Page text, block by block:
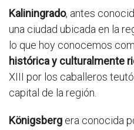
Kaliningrado, antes
una ciudad ubicada en la
lo que hoy conocemos
histórica y culturalmente
XIII por los caballeros
capital de la región.
Königsberg era conocida